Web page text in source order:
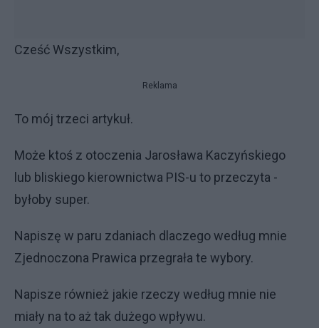
Cześć Wszystkim,
Reklama
To mój trzeci artykuł.
Może ktoś z otoczenia Jarosława Kaczyńskiego
lub bliskiego kierownictwa PIS-u to przeczyta -
byłoby super.
Napiszę w paru zdaniach dlaczego według mnie
Zjednoczona Prawica przegrała te wybory.
Napisze również jakie rzeczy według mnie nie
miały na to aż tak dużego wpływu.